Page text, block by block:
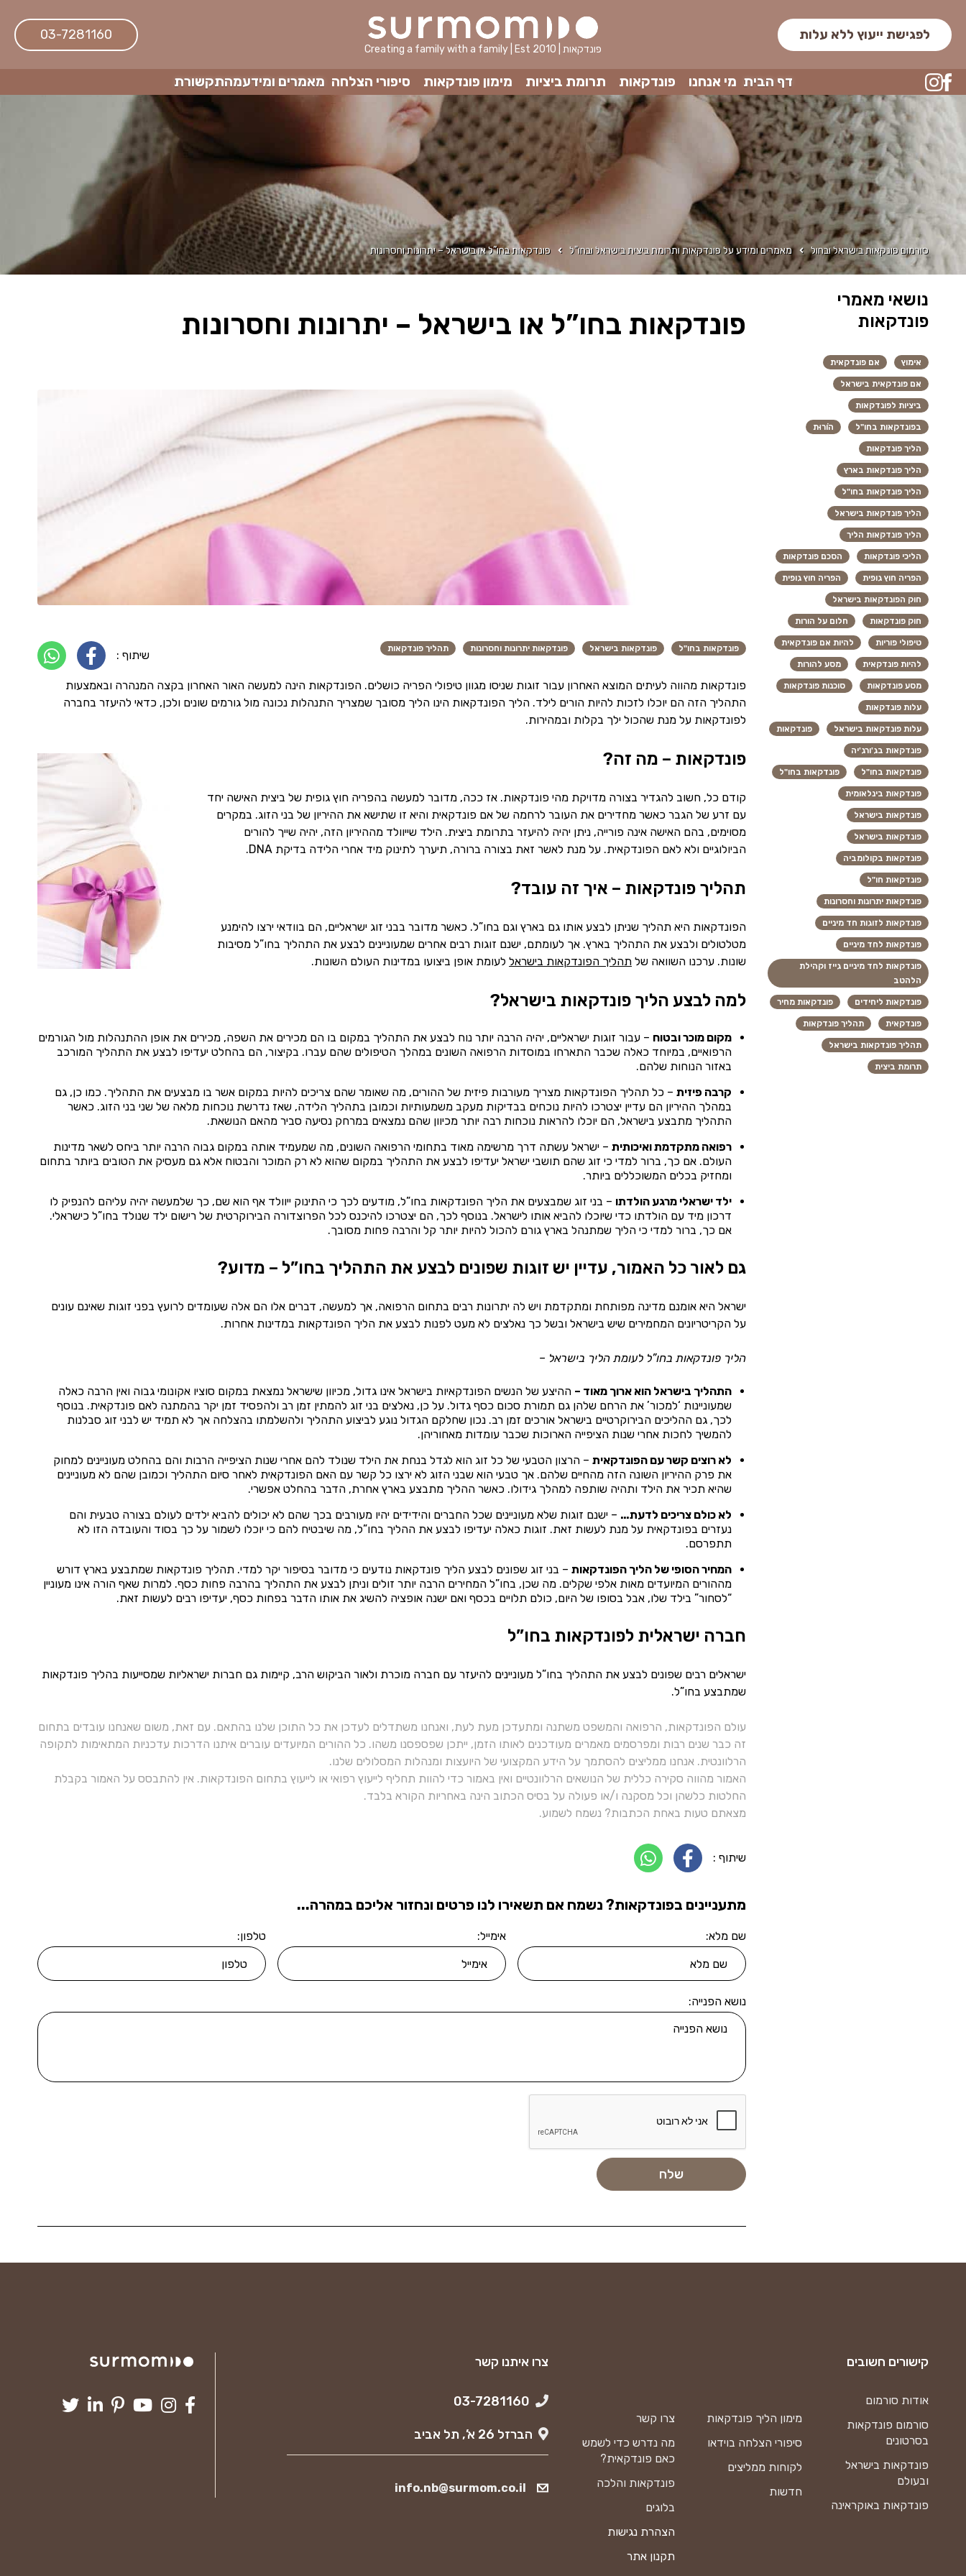
לפגישת ייעוץ ללא עלות
Creating a family with a family | Est 2010 | פונדקאות
03-7281160
דף הבית מי אנחנו פונדקאות תרומת ביציות מימון פונדקאות סיפורי הצלחה מאמרים ומידעמהתקשורת
סורמום פונקאות בישראל ובחול מאמרים ומידע על פונדקאות ותרומת ביצית בישראל ובחו"ל פונדקאות בחו”ל או בישראל – יתרונות וחסרונות
פונדקאות בחו”ל או בישראל – יתרונות וחסרונות
פונדקאות בחו"ל פונדקאות בישראל פונדקאות יתרונות וחסרונות תהליך פונדקאות שיתוף :
פונדקאות מהווה לעיתים המוצא האחרון עבור זוגות שניסו מגוון טיפולי הפריה כושלים. הפונדקאות הינה למעשה האור האחרון בקצה המנהרה ובאמצעות
התהליך הזה הם יוכלו לזכות להיות הורים לילד. הליך הפונדקאות הינו הליך מסובך שמצריך התנהלות נכונה מול גורמים שונים ולכן, כדאי להיעזר בחברה
לפונדקאות על מנת שהכול ילך בקלות ובמהירות.
פונדקאות – מה זה?
קודם כל, חשוב להגדיר בצורה מדויקת מהי פונדקאות. אז ככה, מדובר למעשה בהפריה חוץ גופית של ביצית האישה יחד
עם זרע של הגבר כאשר מחדירים את העובר לרחמה של אם פונדקאית והיא זו שתישא את ההיריון של בני הזוג. במקרים
מסוימים, בהם האישה אינה פורייה, ניתן יהיה להיעזר בתרומת ביצית. הילד שייוולד מההיריון הזה, יהיה שייך להורים
הביולוגיים ולא לאם הפונדקאית. על מנת לאשר זאת בצורה ברורה, תיערך לתינוק מיד אחרי הלידה בדיקת DNA.
תהליך פונדקאות – איך זה עובד?
הפונדקאות היא תהליך שניתן לבצע אותו גם בארץ וגם בחו”ל. כאשר מדובר בבני זוג ישראליים, הם בוודאי ירצו להימנע
מטלטולים ולבצע את התהליך בארץ. אך לעומתם, ישנם זוגות רבים אחרים שמעוניינים לבצע את התהליך בחו”ל מסיבות
שונות. ערכנו השוואה של תהליך הפונדקאות בישראל לעומת אופן ביצועו במדינות העולם השונות.
למה לבצע הליך פונדקאות בישראל?
מקום מוכר ובטוח – עבור זוגות ישראליים, יהיה הרבה יותר נוח לבצע את התהליך במקום בו הם מכירים את השפה, מכירים את אופן ההתנהלות מול הגורמים
הרפואיים, במיוחד כאלה שכבר התארחו במוסדות הרפואה השונים במהלך הטיפולים שהם עברו. בקיצור, הם בהחלט יעדיפו לבצע את התהליך המורכב
באזור הנוחות שלהם.
קרבה פיזית – כל תהליך הפונדקאות מצריך מעורבות פיזית של ההורים, מה שאומר שהם צריכים להיות במקום אשר בו מבצעים את התהליך. כמו כן, גם
במהלך ההיריון הם עדיין יצטרכו להיות נוכחים בבדיקות מעקב משמעותיות וכמובן בתהליך הלידה, שאז נדרשת נוכחות מלאה של שני בני הזוג. כאשר
התהליך מתבצע בישראל, הם יוכלו להראות נוכחות רבה יותר מכיוון שהם נמצאים במרחק נסיעה סביר מהאם הנושאת.
רפואה מתקדמת ואיכותית – ישראל עשתה דרך מרשימה מאוד בתחומי הרפואה השונים, מה שמעמיד אותה במקום גבוה הרבה יותר ביחס לשאר מדינות
העולם. אם כך, ברור למדי כי זוג שהם תושבי ישראל יעדיפו לבצע את התהליך במקום שהוא לא רק המוכר והבטוח אלא גם מעסיק את הטובים ביותר בתחום
ומחזיק בכלים המשוכללים ביותר.
ילד ישראלי מרגע הולדתו – בני זוג שמבצעים את הליך הפונדקאות בחו”ל, מודעים לכך כי התינוק ייוולד אף הוא שם, כך שלמעשה יהיה עליהם להנפיק לו
דרכון מיד עם הולדתו כדי שיוכלו להביא אותו לישראל. בנוסף לכך, הם יצטרכו להיכנס לכל הפרוצדורה הבירוקרטית של רישום ילד שנולד בחו”ל כישראלי.
אם כך, ברור למדי כי הליך שמתנהל בארץ גורם להכול להיות יותר קל והרבה פחות מסובך.
גם לאור כל האמור, עדיין יש זוגות שפונים לבצע את התהליך בחו”ל – מדוע?
ישראל היא אומנם מדינה מפותחת ומתקדמת ויש לה יתרונות רבים בתחום הרפואה, אך למעשה, דברים אלו הם אלה שעומדים לרועץ בפני זוגות שאינם עונים
על הקריטריונים המחמירים שיש בישראל ובשל כך נאלצים לא מעט לפנות לבצע את הליך הפונדקאות במדינות אחרות.
הליך פונדקאות בחו”ל לעומת הליך בישראל –
התהליך בישראל הוא ארוך מאוד – ההיצע של הנשים הפונדקאיות בישראל אינו גדול, מכיוון שישראל נמצאת במקום סוציו אקונומי גבוה ואין הרבה כאלה
שמעוניינות ‘למכור’ את הרחם שלהן גם תמורת סכום כסף גדול. על כן, נאלצים בני זוג להמתין זמן רב ולהפסיד זמן יקר בהמתנה לאם פונדקאית. בנוסף
לכך, גם ההליכים הבירוקרטיים בישראל אורכים זמן רב. נכון שחלקם הגדול נוגע לביצוע התהליך ולהשלמתו בהצלחה אך לא תמיד יש לבני זוג סבלנות
להמשיך לחכות אחרי שנות הציפייה הארוכות שכבר עומדות מאחוריהן.
לא רוצים קשר עם הפונדקאית – הרצון הטבעי של כל זוג הוא לגדל בנחת את הילד שנולד להם אחרי שנות הציפייה הרבות והם בהחלט מעוניינים למחוק
את פרק ההיריון השונה הזה מהחיים שלהם. אך טבעי הוא שבני הזוג לא ירצו כל קשר עם האם הפונדקאית לאחר סיום התהליך וכמובן שהם לא מעוניינים
שהיא תכיר את הילד ותהיה שותפה למהלך גידולו. כאשר ההליך מתבצע בארץ אחרת, הדבר בהחלט אפשרי.
לא כולם צריכים לדעת… – ישנם זוגות שלא מעוניינים שכל החברים והידידים יהיו מעורבים בכך שהם לא יכולים להביא ילדים לעולם בצורה טבעית והם
נעזרים בפונדקאית על מנת לעשות זאת. זוגות כאלה יעדיפו לבצע את ההליך בחו”ל, מה שיבטיח להם כי יוכלו לשמור על כך בסוד והעובדה הזו לא
תתפרסם.
המחיר הסופי של הליך הפונדקאות – בני זוג שפונים לבצע הליך פונדקאות נודעים כי מדובר בסיפור יקר למדי. תהליך פונדקאות שמתבצע בארץ דורש
מההורים המיועדים מאות אלפי שקלים. מה שכן, בחו”ל המחירים הרבה יותר זולים וניתן לבצע את התהליך בהרבה פחות כסף. למרות שאף הורה אינו מעוניין
“לסחור” בילד שלו, אבל בסופו של היום, כולם תלויים בכסף ואם ישנה אופציה להשיג את אותו הדבר בפחות כסף, יעדיפו רבים לעשות זאת.
חברה ישראלית לפונדקאות בחו”ל
ישראלים רבים שפונים לבצע את התהליך בחו”ל מעוניינים להיעזר עם חברה מוכרת ולאור הביקוש הרב, קיימות גם חברות ישראליות שמסייעות בהליך פונדקאות
שמתבצע בחו”ל.
עולם הפונדקאות, הרפואה והמשפט משתנה ומתעדכן מעת לעת, ואנחנו משתדלים לעדכן את כל התוכן שלנו בהתאם. עם זאת, משום שאנחנו עובדים בתחום
זה כבר שנים רבות ומפרסמים מאמרים מעודכנים לאותו הזמן, ייתכן שפספסנו משהו. כל ההורים המיועדים עוברים איתנו הדרכות עדכניות המתאימות לתקופה
הרלוונטית. אנחנו ממליצים להסתמך על הידע המקצועי של היועצות ומנהלות המסלולים שלנו.
האמור מהווה סקירה כללית של הנושאים הרלוונטיים ואין באמור כדי להוות תחליף לייעוץ רפואי או לייעוץ בתחום הפונדקאות. אין להתבסס על האמור בקבלת
החלטות כלשהן וכל מסקנה ו/או פעולה על בסיס הכתוב הינה באחריות הקורא בלבד.
מצאתם טעות באחת הכתבות? נשמח לשמוע.
שיתוף :
מתעניינים בפונדקאות? נשמח אם תשאירו לנו פרטים ונחזור אליכם במהרה...
שם מלא: אימייל: טלפון:
נושא הפנייה:
נושאי מאמרי
פונדקאות
אימוץ אם פונדקאית
אם פונדקאית בישראל
ביציות לפונדקאות
בפונדקאות בחו"ל הוֹרוּת
הליך פונדקאות
הליך פונדקאות בארץ
הליך פונדקאות בחו"ל
הליך פונדקאות בישראל
הליך פונדקאות הליך
הליכי פונדקאות הסכם פונדקאות
הפריה חוץ גופית הפריה חוץ גופית
חוק הפונדקאות בישראל
חוק פונדקאות חלום על הורות
טיפולי פוריות להיות אם פונדקאית
להיות פונדקאית מסע להורות
מסע פונדקאות סוכנות פונדקאות
עלות פונדקאות
עלות פונדקאות בישראל פונדקאות
פונדקאות בג'ורג'יה
פונדקאות בחו"ל פונדקאות בחו"ל
פונדקאות בינלאומית
פונדקאות בישראל
פונדקאות בישראל
פונדקאות בקולומביה
פונדקאות חו"ל
פונדקאות יתרונות וחסרונות
פונדקאות לזוגות חד מיניים
פונדקאות לחד מיניים
פונדקאות לחד מיניים גייז וקהילת
הלהטב
פונדקאות ליחידים פונדקאות מחיר
פונדקאית תהליך פונדקאות
תהליך פונדקאות בישראל
תרומת ביצית
צרו איתנו קשר
הברזל 26 א’, תל אביב
info.nb@surmom.co.il
צרו קשר
מה נדרש כדי לשמש
כאם פונדקאית?
פונדקאות והלכה
בלוגים
הצהרת נגישות
תקנון אתר
מימון הליך פונדקאות
סיפורי הצלחה בוידאו
לקוחות ממליצים
חדשות
קישורים חשובים
אודות סורמום
סורמום פונדקאות
בסרטונים
פונדקאות בישראל
ובעולם
פונדקאות באוקראינה